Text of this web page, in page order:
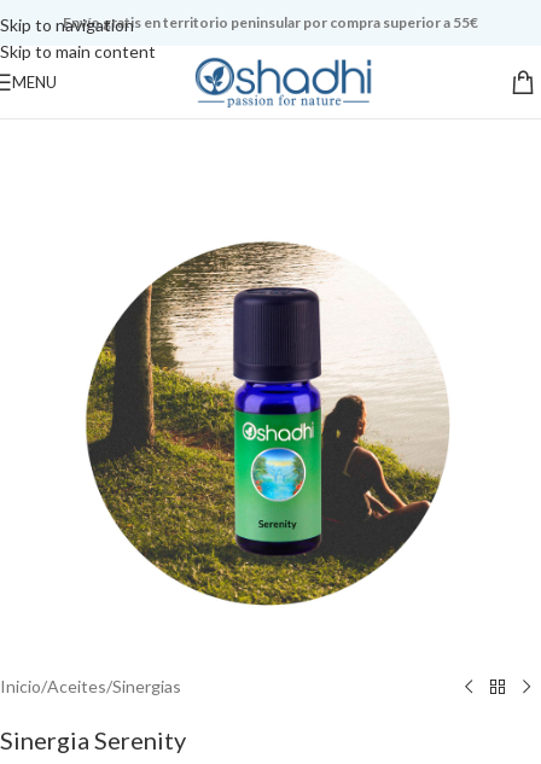
Skip to navigation
Skip to main content
Envío gratis en territorio peninsular por compra superior a 55€
MENU
Inicio/Aceites/Sinergias
Sinergia Serenity